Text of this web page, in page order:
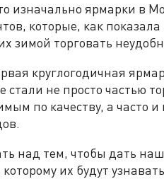
изначально ярмарки в
которые, как
зимой торговать
круглогодичная
не просто частью
по качеству, а часто
над тем, чтобы дать
которому их будут